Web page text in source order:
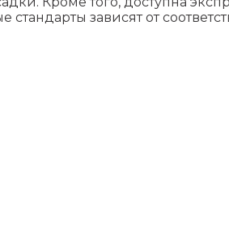
стандарты зависят от